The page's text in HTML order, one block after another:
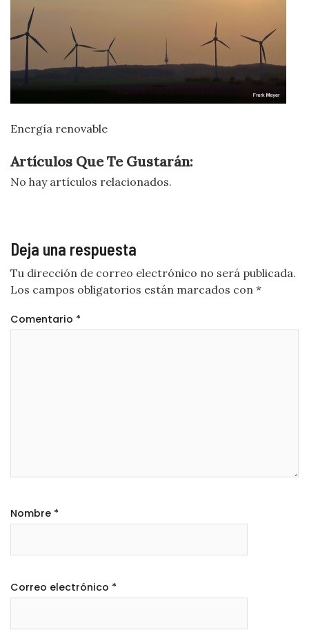
Energía renovable
Artículos Que Te Gustarán:
No hay artículos relacionados.
Deja una respuesta
Tu dirección de correo electrónico no será publicada.
Los campos obligatorios están marcados con *
Comentario *
Nombre *
Correo electrónico *